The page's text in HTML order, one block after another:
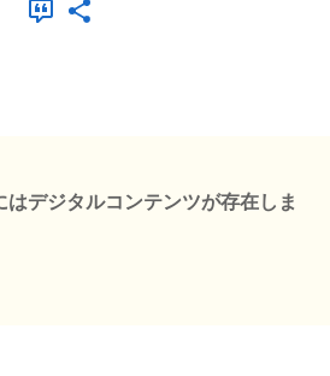
はデジタルコンテンツが存在しま